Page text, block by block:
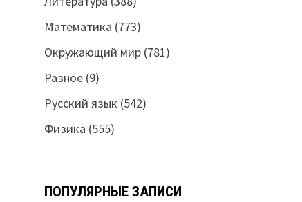
Математика (773)
Окружающий мир(781)
Разное(9)
Русский язык (542)
Физика (555)
ПОПУЛЯРНЫЕ ЗАПИСИ